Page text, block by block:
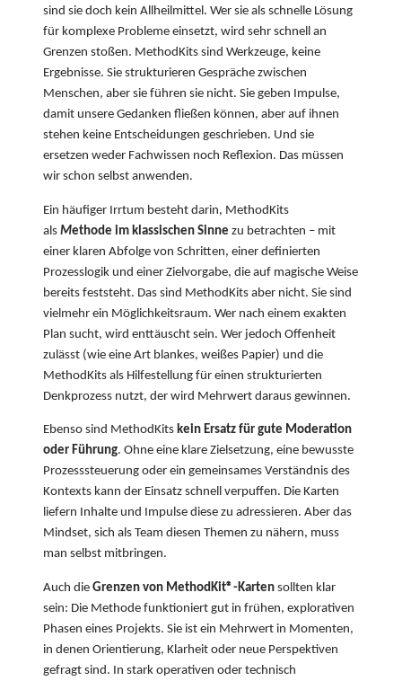
sind sie doch kein Allheilmittel. Wer sie als schnelle Lösung
für komplexe Probleme einsetzt, wird sehr schnell an
Grenzen stoßen. MethodKits sind Werkzeuge, keine
Ergebnisse. Sie strukturieren Gespräche zwischen
Menschen, aber sie führen sie nicht. Sie geben Impulse,
damit unsere Gedanken fließen können, aber auf ihnen
stehen keine Entscheidungen geschrieben. Und sie
ersetzen weder Fachwissen noch Reflexion. Das müssen
wir schon selbst anwenden.
Ein häufiger Irrtum besteht darin, MethodKits
alsMethode im klassischen Sinne zu betrachten – mit
einer klaren Abfolge von Schritten, einer definierten
Prozesslogik und einer Zielvorgabe, die auf magische Weise
bereits feststeht. Das sind MethodKits aber nicht. Sie sind
vielmehr ein Möglichkeitsraum. Wer nach einem exakten
Plan sucht, wird enttäuscht sein. Wer jedoch Offenheit
zulässt (wie eine Art blankes, weißes Papier) und die
MethodKits als Hilfestellung für einen strukturierten
Denkprozess nutzt, der wird Mehrwert daraus gewinnen.
Ebenso sind MethodKits kein Ersatz für gute Moderation
oder Führung. Ohne eine klare Zielsetzung, eine bewusste
Prozesssteuerung oder ein gemeinsames Verständnis des
Kontexts kann der Einsatz schnell verpuffen. Die Karten
liefern Inhalte und Impulse diese zu adressieren. Aber das
Mindset, sich als Team diesen Themen zu nähern, muss
man selbst mitbringen.
Auch dieGrenzen von MethodKit®-Kartensollten klar
sein: Die Methode funktioniert gut in frühen, explorativen
Phasen eines Projekts. Sie ist ein Mehrwert in Momenten,
in denen Orientierung, Klarheit oder neue Perspektiven
gefragt sind. In stark operativen oder technisch